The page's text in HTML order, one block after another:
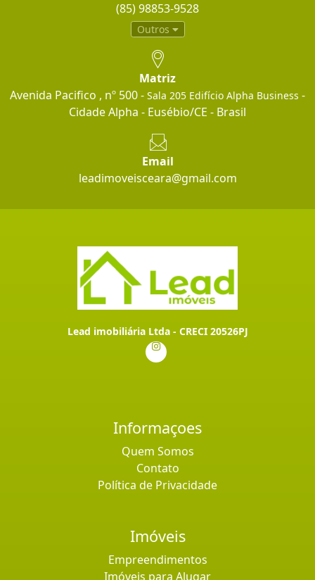
(85) 98853-9528
Outros
Matriz
Avenida Pacifico , nº 500 - Sala 205 Edifício Alpha Business -
Cidade Alpha - Eusébio/CE - Brasil
Email
leadimoveisceara@gmail.com
Lead imobiliária Ltda - CRECI 20526PJ
Informaçoes
Quem Somos
Contato
Política de Privacidade
Imóveis
Empreendimentos
Imóveis para Alugar